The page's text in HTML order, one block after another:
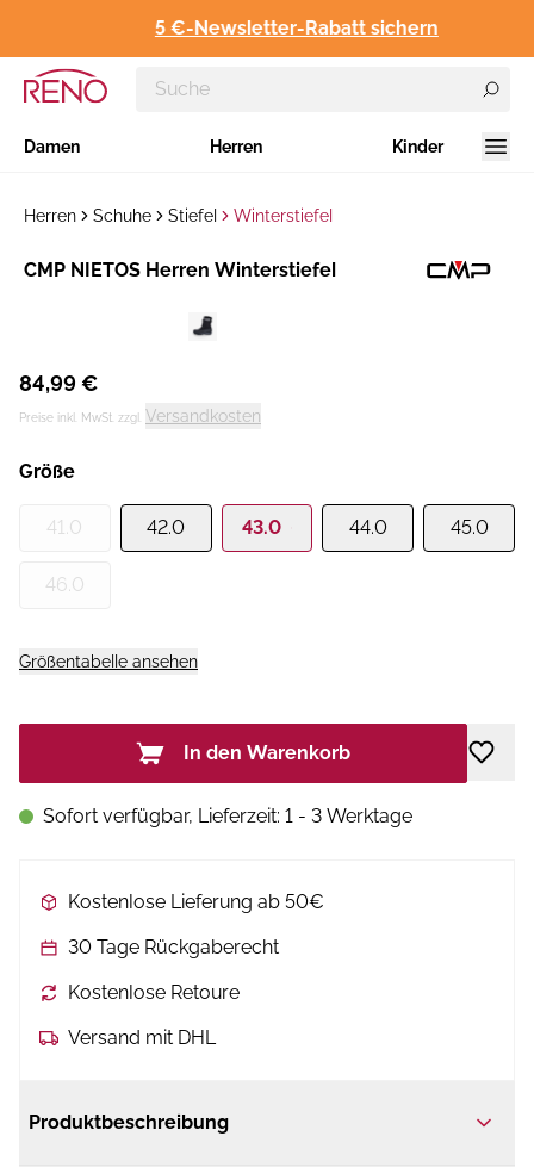
5 €-Newsletter-Rabatt sichern
Damen Herren Kinder
Herren Schuhe Stiefel Winterstiefel
Hersteller:
CMP NIETOS Herren Winterstiefel
84,99 €
Preise inkl. MwSt. zzgl. Versandkosten
Größe
41.0 42.0 43.0 44.0 45.0
46.0
Größentabelle ansehen
In den Warenkorb
Sofort verfügbar, Lieferzeit: 1 - 3 Werktage
Kostenlose Lieferung ab 50€
30 Tage Rückgaberecht
Kostenlose Retoure
Versand mit DHL
Produktbeschreibung